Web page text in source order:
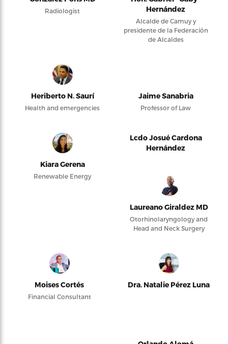
Radiologist
Hernández
Alcalde de Camuy y
presidente de la Federación
de Alcaldes
Heriberto N. Saurí
Health and emergencies
Jaime Sanabria
Professor of Law
Kiara Gerena
Renewable Energy
Lcdo Josué Cardona
Hernández
Laureano Giraldez MD
Otorhinolaryngology and
Head and Neck Surgery
Moises Cortés
Financial Consultant
Dra. Natalie Pérez Luna